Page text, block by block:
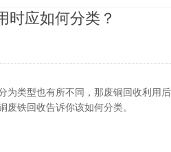
时应如何分类？
为类型也有所不同，那废铜回收利用后
废铁回收告诉你该如何分类。